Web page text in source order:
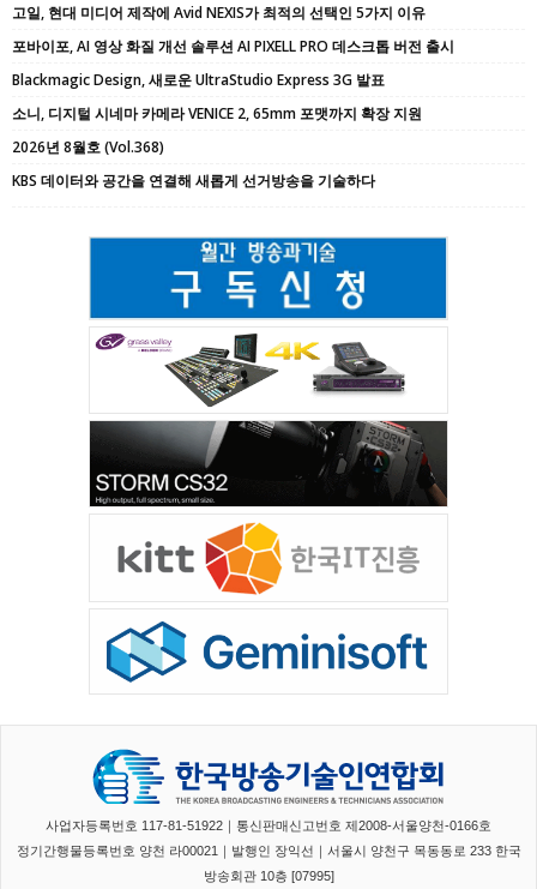
고일, 현대 미디어 제작에 Avid NEXIS가 최적의 선택인 5가지 이유
포바이포, AI 영상 화질 개선 솔루션 AI PIXELL PRO 데스크톱 버전 출시
Blackmagic Design, 새로운 UltraStudio Express 3G 발표
소니, 디지털 시네마 카메라 VENICE 2, 65mm 포맷까지 확장 지원
2026년 8월호 (Vol.368)
KBS 데이터와 공간을 연결해 새롭게 선거방송을 기술하다
사업자등록번호 117-81-51922｜통신판매신고번호 제2008-서울양천-0166호
정기간행물등록번호 양천 라00021｜발행인 장익선｜서울시 양천구 목동동로 233 한국
방송회관 10층 [07995]